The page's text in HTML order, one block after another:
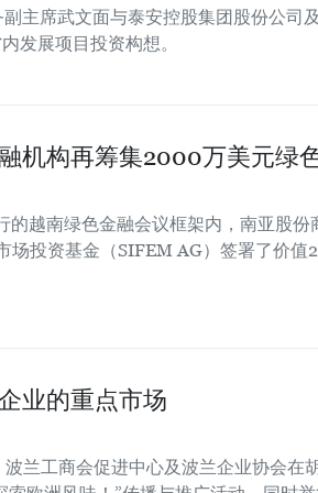
主席武文面与泰安控股集团股份公司
发展项目投资构想。
机构再筹集2000万美元绿
越南绿色金融会议框架内，南亚股份
场投资基金（SIFEM AG）签署了价值
业的重点市场
兰工商会促进中心及波兰企业协会在